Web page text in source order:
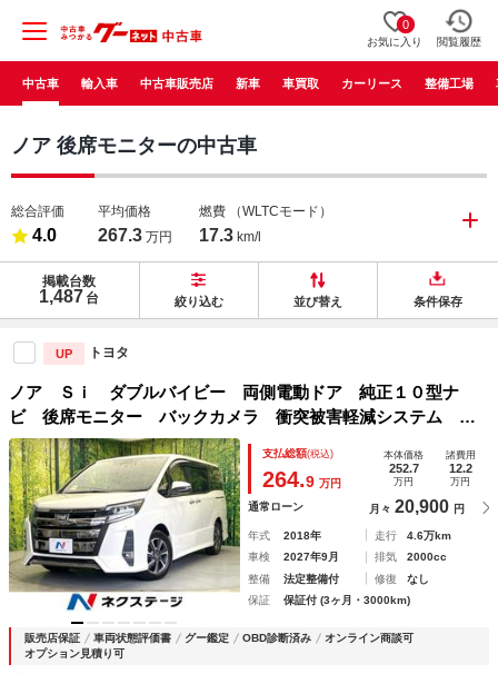
0
お気に入り 閲覧履歴
中古車 輸入車 中古車販売店 新車 車買取 カーリース 整備工場
ノア 後席モニターの中古車
総合評価
4.0
平均価格
267.3 万円
燃費 （WLTCモード）
17.3 km/l
掲載台数
1,487 台 絞り込む 並び替え 条件保存
UP トヨタ
ノア Ｓｉ ダブルバイビー 両側電動ドア 純正１０型ナ
ビ 後席モニター バックカメラ 衝突被害軽減システム ハ
ーフレザーシート コーナーセンサー スマートキー ＬＥＤ
ヘッド ビルトインＥＴＣ クルコン 純正１６インチアルミ
支払総額(税込)
264.9 万円
本体価格
252.7
万円
諸費用
12.2
万円
通常ローン 月々 20,900 円
年式 2018年 走行
4.6万km
車検
2027年9月 排気
2000cc
整備
法定整備付 修復
なし
保証
保証付 (3ヶ月・3000km)
販売店保証 車両状態評価書 グー鑑定 OBD診断済み
オンライン商談可
オプション見積り可